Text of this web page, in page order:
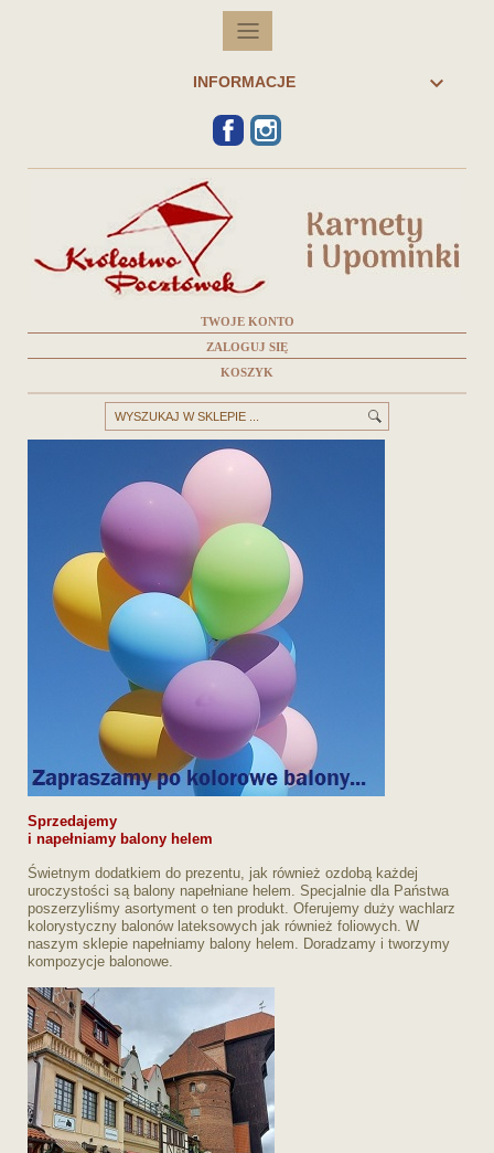
INFORMACJE 
FACEBOOK
TWOJE KONTO
ZALOGUJ SIĘ
KOSZYK
Sprzedajemy
i napełniamy balony helem
Świetnym dodatkiem do prezentu, jak również ozdobą każdej
uroczystości są balony napełniane helem. Specjalnie dla Państwa
poszerzyliśmy asortyment o ten produkt. Oferujemy duży wachlarz
kolorystyczny balonów lateksowych jak również foliowych. W
naszym sklepie napełniamy balony helem. Doradzamy i tworzymy
kompozycje balonowe.